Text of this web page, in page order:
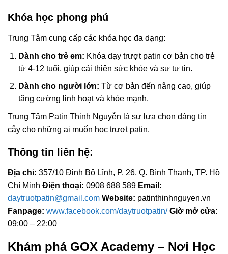
Khóa học phong phú
Trung Tâm cung cấp các khóa học đa dạng:
Dành cho trẻ em: Khóa dạy trượt patin cơ bản cho trẻ
từ 4-12 tuổi, giúp cải thiện sức khỏe và sự tự tin.
Dành cho người lớn: Từ cơ bản đến nâng cao, giúp
tăng cường linh hoạt và khỏe mạnh.
Trung Tâm Patin Thịnh Nguyễn là sự lựa chọn đáng tin
cậy cho những ai muốn học trượt patin.
Thông tin liên hệ:
Địa chỉ: 357/10 Đinh Bộ Lĩnh, P. 26, Q. Bình Thạnh, TP. Hồ
Chí Minh Điện thoại: 0908 688 589 Email:
daytruotpatin@gmail.com Website: patinthinhnguyen.vn
Fanpage: www.facebook.com/daytruotpatin/ Giờ mở cửa:
09:00 – 22:00
Khám phá GOX Academy – Nơi Học